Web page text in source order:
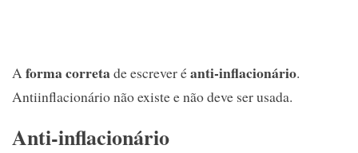
Aforma corretade escrever éanti-inflacionário.
Antiinflacionário não existe e não deve ser usada.
Anti-inflacionário